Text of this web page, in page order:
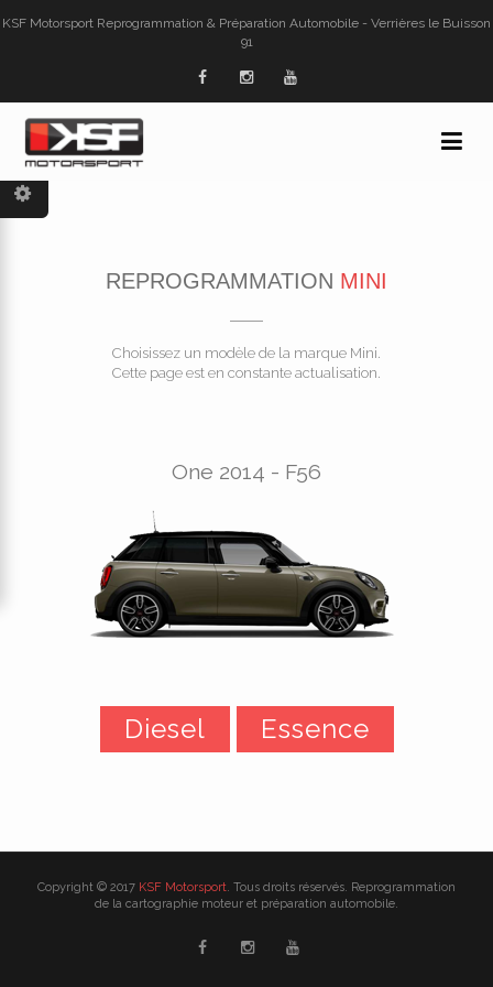
KSF Motorsport Reprogrammation & Préparation Automobile - Verrières le Buisson
91
REPROGRAMMATION MINI
Choisissez un modèle de la marque Mini.
Cette page est en constante actualisation.
One 2014 - F56
Diesel Essence
Copyright © 2017 KSF Motorsport. Tous droits réservés. Reprogrammation
de la cartographie moteur et préparation automobile.